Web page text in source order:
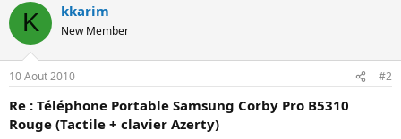
K kkarim
New Member
10 Aout 2010 #2
Re : Téléphone Portable Samsung Corby Pro B5310
Rouge (Tactile + clavier Azerty)